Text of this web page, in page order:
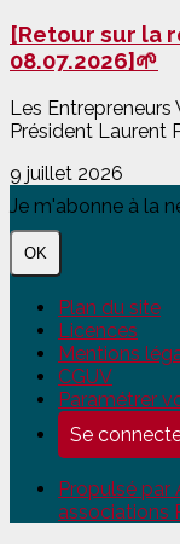
[Retour sur la
08.07.2026]🌱
Les Entrepreneurs
Président Laurent
9 juillet 2026
Je m'abonne à la
OK
Plan du site
Licences
Mentions
CGUV
Paramétrer
Se
Propulsé par
associations